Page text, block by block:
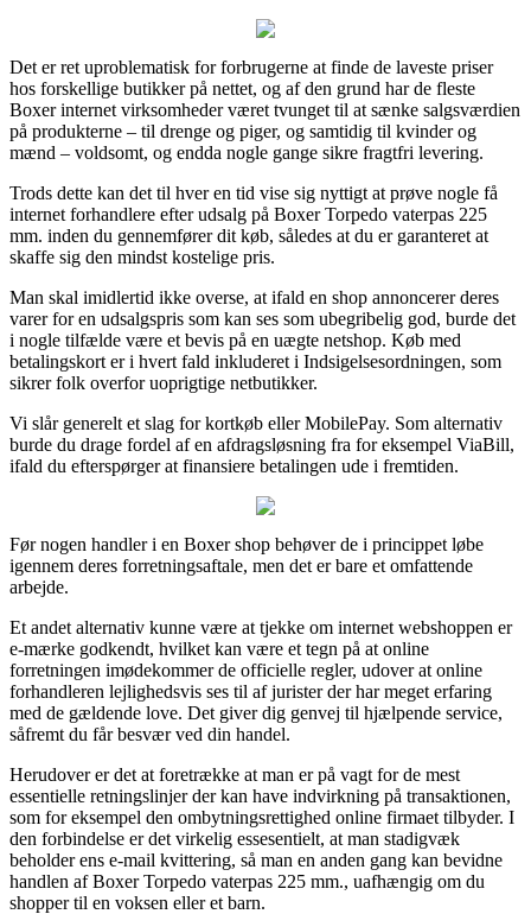
Det er ret uproblematisk for forbrugerne at finde de laveste priser
hos forskellige butikker på nettet, og af den grund har de fleste
Boxer internet virksomheder været tvunget til at sænke salgsværdien
på produkterne – til drenge og piger, og samtidig til kvinder og
mænd – voldsomt, og endda nogle gange sikre fragtfri levering.
Trods dette kan det til hver en tid vise sig nyttigt at prøve nogle få
internet forhandlere efter udsalg på Boxer Torpedo vaterpas 225
mm. inden du gennemfører dit køb, således at du er garanteret at
skaffe sig den mindst kostelige pris.
Man skal imidlertid ikke overse, at ifald en shop annoncerer deres
varer for en udsalgspris som kan ses som ubegribelig god, burde det
i nogle tilfælde være et bevis på en uægte netshop. Køb med
betalingskort er i hvert fald inkluderet i Indsigelsesordningen, som
sikrer folk overfor uoprigtige netbutikker.
Vi slår generelt et slag for kortkøb eller MobilePay. Som alternativ
burde du drage fordel af en afdragsløsning fra for eksempel ViaBill,
ifald du efterspørger at finansiere betalingen ude i fremtiden.
Før nogen handler i en Boxer shop behøver de i princippet løbe
igennem deres forretningsaftale, men det er bare et omfattende
arbejde.
Et andet alternativ kunne være at tjekke om internet webshoppen er
e-mærke godkendt, hvilket kan være et tegn på at online
forretningen imødekommer de officielle regler, udover at online
forhandleren lejlighedsvis ses til af jurister der har meget erfaring
med de gældende love. Det giver dig genvej til hjælpende service,
såfremt du får besvær ved din handel.
Herudover er det at foretrække at man er på vagt for de mest
essentielle retningslinjer der kan have indvirkning på transaktionen,
som for eksempel den ombytningsrettighed online firmaet tilbyder. I
den forbindelse er det virkelig essesentielt, at man stadigvæk
beholder ens e-mail kvittering, så man en anden gang kan bevidne
handlen af Boxer Torpedo vaterpas 225 mm., uafhængig om du
shopper til en voksen eller et barn.